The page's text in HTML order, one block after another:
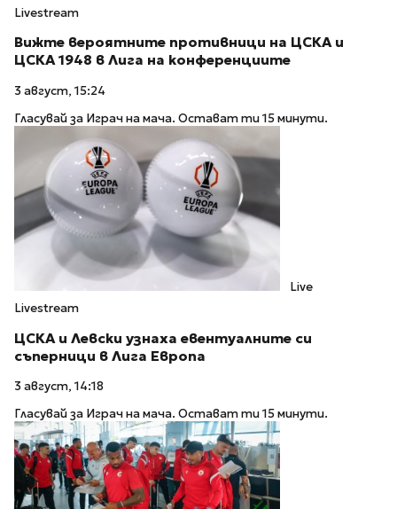
Livestream
Вижте вероятните противници на ЦСКА и
ЦСКА 1948 в Лига на конференциите
3 август, 15:24
Гласувай за Играч на мача. Остават ти 15 минути.
Live
Livestream
ЦСКА и Левски узнаха евентуалните си
съперници в Лига Европа
3 август, 14:18
Гласувай за Играч на мача. Остават ти 15 минути.